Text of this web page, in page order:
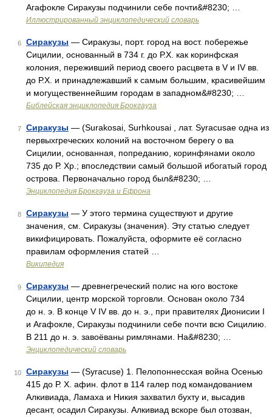
Агафокле Сиракузы подчинили себе почти&#8230; …
Иллюстрированный энциклопедический словарь
6 Сиракузы — Сиракузы, порт. город на вост. побережье
Сицилии, основанный в 734 г. до Р.Х. как коринфская
колония, переживший период своего расцвета в V и IV вв.
до Р.Х. и принадлежавший к самым большим, красивейшим
и могущественнейшим городам в западном&#8230; …
Библейская энциклопедия Брокгауза
7 Сиракузы — (Surakosai, Surhkousai , лат. Syracusae одна из
первыхгреческих колоний на восточном берегу о ва
Сицилии, основанная, попреданию, коринфянами около
735 до Р. Хр.; впоследствии самый большой ибогатый город
острова. Первоначально город был&#8230; …
Энциклопедия Брокгауза и Ефрона
8 Сиракузы — У этого термина существуют и другие
значения, см. Сиракузы (значения). Эту статью следует
викифицировать. Пожалуйста, оформите её согласно
правилам оформления статей …
Википедия
9 Сиракузы — древнегреческий полис на юго востоке
Сицилии, центр морской торговли. Основан около 734
до н. э. В конце V IV вв. до н. э., при правителях Дионисии I
и Агафокле, Сиракузы подчинили себе почти всю Сицилию.
В 211 до н. э. завоёваны римлянами. На&#8230; …
Энциклопедический словарь
10 Сиракузы — (Syracuse) 1. Пелопоннесская война Осенью
415 до Р. X. афин. флот в 114 галер под командованием
Алкивиада, Ламаха и Никия захватил бухту и, высадив
десант, осадил Сиракузы. Алкивиад вскоре был отозван,